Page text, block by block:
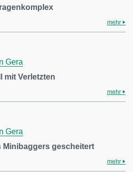
mehr
Gera
mit Verletzten
mehr
Gera
Minibaggers gescheitert
mehr